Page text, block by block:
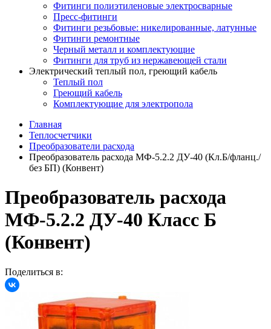
Фитинги полиэтиленовые электросварные
Пресс-фитинги
Фитинги резьбовые: никелированные, латунные
Фитинги ремонтные
Черный металл и комплектующие
Фитинги для труб из нержавеющей стали
Электрический теплый пол, греющий кабель
Теплый пол
Греющий кабель
Комплектующие для электропола
Главная
Теплосчетчики
Преобразователи расхода
Преобразователь расхода МФ-5.2.2 ДУ-40 (Кл.Б/фланц./
без БП) (Конвент)
Преобразователь расхода
МФ-5.2.2 ДУ-40 Класс Б
(Конвент)
Поделиться в: